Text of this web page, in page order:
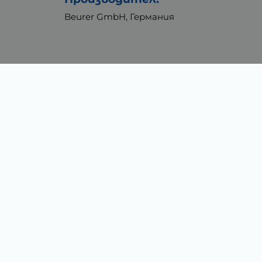
Beurer GmbH, Германия